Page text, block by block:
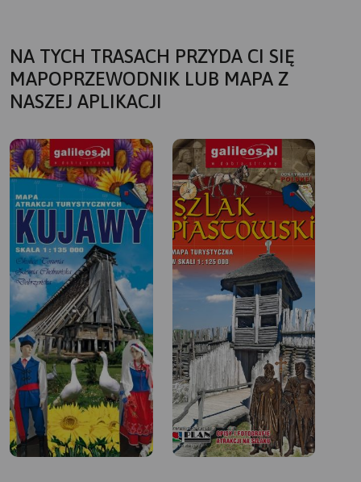
NA TYCH TRASACH PRZYDA CI SIĘ
MAPOPRZEWODNIK LUB MAPA Z
NASZEJ APLIKACJI